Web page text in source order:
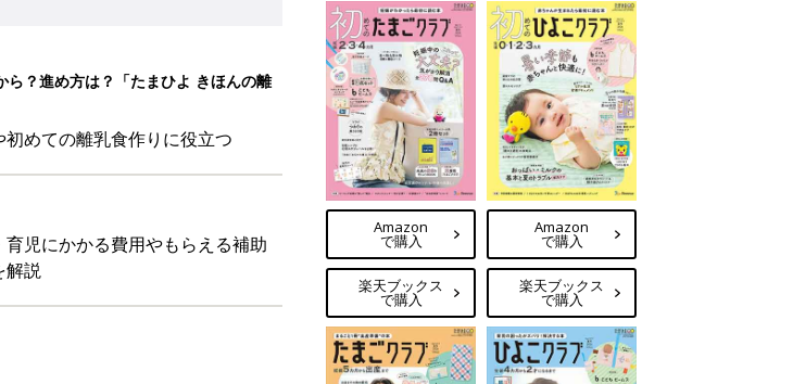
監修】
の夏大人気の主役級キャミソール5選
じゃなくて、マイナスをゼロに戻す手
Amazon
で購入
楽天ブックス
で購入
Amazon
で購入
楽天ブックス
で購入